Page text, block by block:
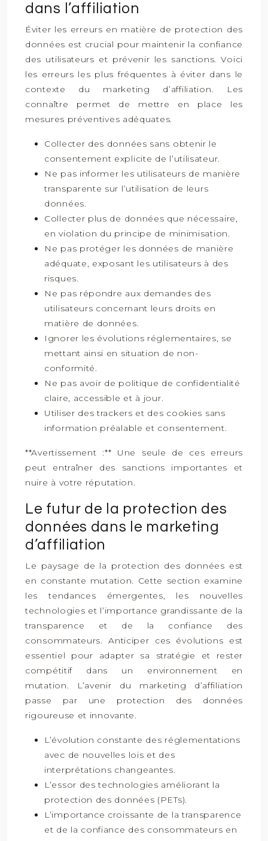
dans l’affiliation
Éviter les erreurs en matière de protection des
données est crucial pour maintenir la confiance
des utilisateurs et prévenir les sanctions. Voici
les erreurs les plus fréquentes à éviter dans le
contexte du marketing d’affiliation. Les
connaître permet de mettre en place les
mesures préventives adéquates.
Collecter des données sans obtenir le
consentement explicite de l’utilisateur.
Ne pas informer les utilisateurs de manière
transparente sur l’utilisation de leurs
données.
Collecter plus de données que nécessaire,
en violation du principe de minimisation.
Ne pas protéger les données de manière
adéquate, exposant les utilisateurs à des
risques.
Ne pas répondre aux demandes des
utilisateurs concernant leurs droits en
matière de données.
Ignorer les évolutions réglementaires, se
mettant ainsi en situation de non-
conformité.
Ne pas avoir de politique de confidentialité
claire, accessible et à jour.
Utiliser des trackers et des cookies sans
information préalable et consentement.
**Avertissement :** Une seule de ces erreurs
peut entraîner des sanctions importantes et
nuire à votre réputation.
Le futur de la protection des
données dans le marketing
d’affiliation
Le paysage de la protection des données est
en constante mutation. Cette section examine
les tendances émergentes, les nouvelles
technologies et l’importance grandissante de la
transparence et de la confiance des
consommateurs. Anticiper ces évolutions est
essentiel pour adapter sa stratégie et rester
compétitif dans un environnement en
mutation. L’avenir du marketing d’affiliation
passe par une protection des données
rigoureuse et innovante.
L’évolution constante des réglementations
avec de nouvelles lois et des
interprétations changeantes.
L’essor des technologies améliorant la
protection des données (PETs).
L’importance croissante de la transparence
et de la confiance des consommateurs en